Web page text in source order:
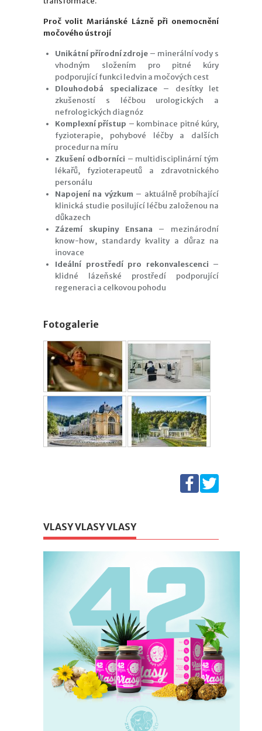
Proč volit Mariánské Lázně při onemocnění
močového ústrojí
Unikátní přírodní zdroje – minerální vody s
vhodným složením pro pitné kúry
podporující funkci ledvin a močových cest
Dlouhodobá specializace– desítky let
zkušeností s léčbou urologických a
nefrologických diagnóz
Komplexní přístup – kombinace pitné kúry,
fyzioterapie, pohybové léčby a dalších
procedur na míru
Zkušení odborníci – multidisciplinární tým
lékařů, fyzioterapeutů a zdravotnického
personálu
Napojení na výzkum – aktuálně probíhající
klinická studie posilující léčbu založenou na
důkazech
Zázemí skupiny Ensana – mezinárodní
know-how, standardy kvality a důraz na
inovace
Ideální prostředí pro rekonvalescenci –
klidné lázeňské prostředí podporující
regeneraci a celkovou pohodu
Fotogalerie
VLASY VLASY VLASY